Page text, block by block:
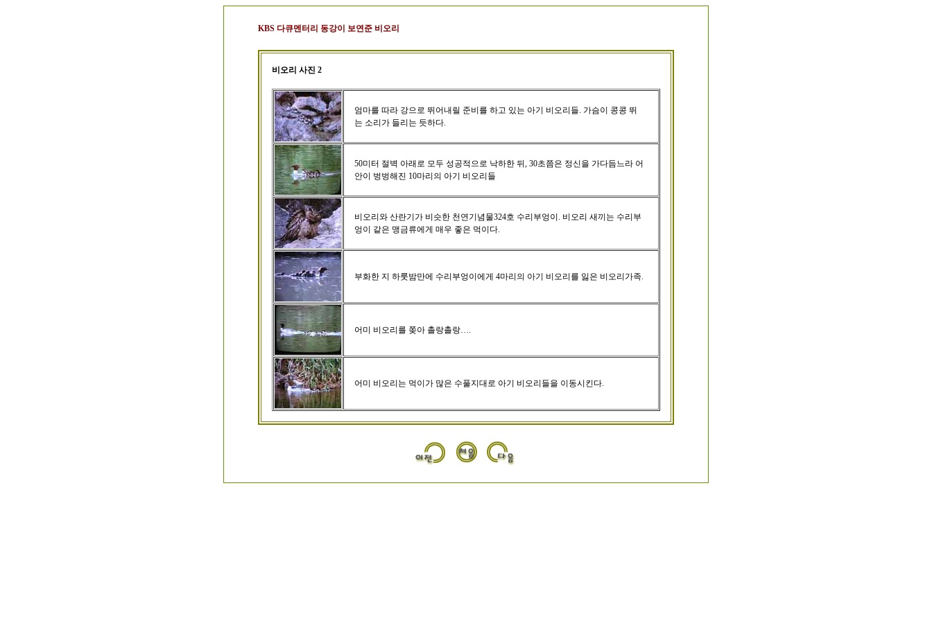
KBS 다큐멘터리 동강이 보연준 비오리
비오리 사진 2
엄마를 따라 강으로 뛰어내릴 준비를 하고 있는 아기 비오리들. 가슴이 콩콩 뛰
는 소리가 들리는 듯하다.
50미터 절벽 아래로 모두 성공적으로 낙하한 뒤, 30초쯤은 정신을 가다듬느라 어
안이 벙벙해진 10마리의 아기 비오리들
비오리와 산란기가 비슷한 천연기념물324호 수리부엉이. 비오리 새끼는 수리부
엉이 같은 맹금류에게 매우 좋은 먹이다.
부화한 지 하룻밤만에 수리부엉이에게 4마리의 아기 비오리를 잃은 비오리가족.
어미 비오리를 쫒아 촐랑촐랑….
어미 비오리는 먹이가 많은 수풀지대로 아기 비오리들을 이동시킨다.